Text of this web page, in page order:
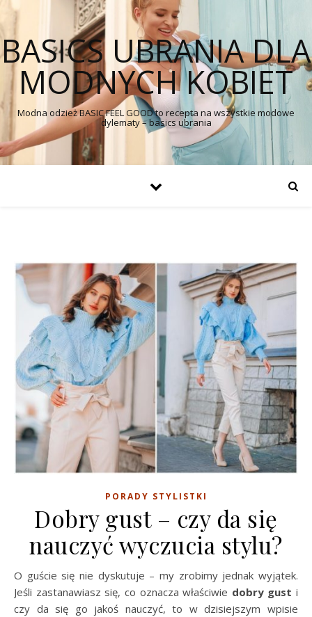
BASICS UBRANIA DLA
MODNYCH KOBIET
Modna odzież BASIC FEEL GOOD to recepta na wszystkie modowe
dylematy – basics ubrania
PORADY STYLISTKI
Dobry gust – czy da się
nauczyć wyczucia stylu?
O guście się nie dyskutuje – my zrobimy jednak wyjątek.
Jeśli zastanawiasz się, co oznacza właściwie dobry gust i
czy da się go jakoś nauczyć, to w dzisiejszym wpisie